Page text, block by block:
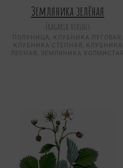
Земляника зелёная
Fragaria viridis
ПОЛУНИЦА, КЛУБНИКА ЛУГОВАЯ,
КЛУБНИКА СТЕПНАЯ, КЛУБНИКА
ЛЕСНАЯ, ЗЕМЛЯНИКА ХОЛМИСТАЯ